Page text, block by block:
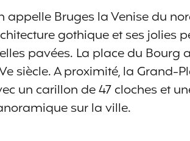
appelle Bruges la Venise du
gothique et ses jolies
pavées. La place du Bourg
siècle. A proximité, la Grand-
un carillon de 47 cloches et
sur la ville.